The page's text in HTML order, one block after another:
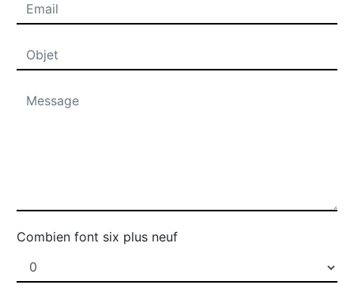
Combien font six plus neuf